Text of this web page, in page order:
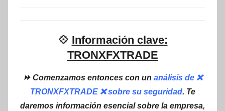
💠 Información clave:
TRONXFXTRADE
⏩ Comenzamos entonces con un análisis de ❌
TRONXFXTRADE ❌ sobre su seguridad. Te
daremos información esencial sobre la empresa,